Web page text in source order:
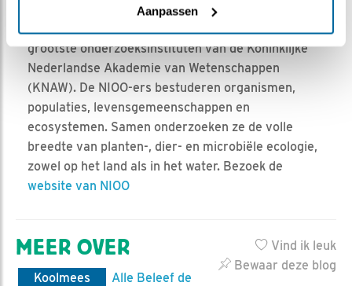
Aanpassen
ecologisch onderzoek. Met meer dan 300
grootste onderzoeksinstituten van de Koninklijke
Nederlandse Akademie van Wetenschappen
(KNAW). De NIOO-ers bestuderen organismen,
populaties, levensgemeenschappen en
ecosystemen. Samen onderzoeken ze de volle
breedte van planten-, dier- en microbiële ecologie,
zowel op het land als in het water. Bezoek de
website van NIOO
Vind ik leuk
Bewaar deze blog
MEER OVER
Koolmees
Alle Beleef de